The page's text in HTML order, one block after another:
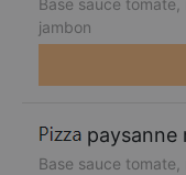
Base sauce
jambon
paysanne
Base sauce